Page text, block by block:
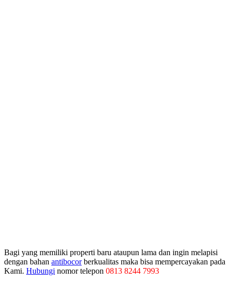
Bagi yang memiliki properti baru ataupun lama dan ingin melapisi
dengan bahan antibocorberkualitas maka bisa mempercayakan pada
Kami. Hubungi nomor telepon 0813 8244 7993